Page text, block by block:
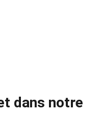
dans notre